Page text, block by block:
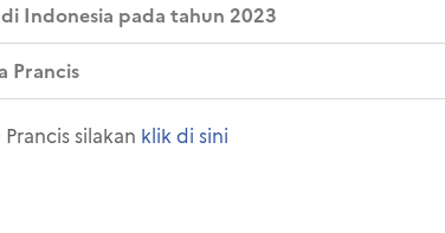
Indonesia pada tahun 2023
Prancis
silakan klik di sini